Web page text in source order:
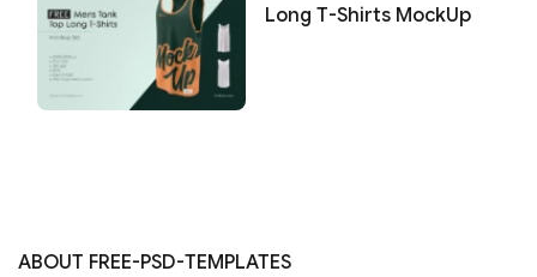
Long T-Shirts MockUp
ABOUT FREE-PSD-TEMPLATES